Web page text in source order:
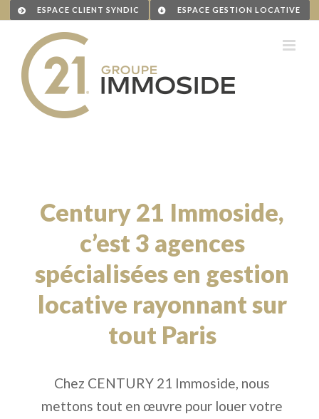
Passer
contenu
ESPACE CLIENT SYNDIC ESPACE GESTION LOCATIVE
Century 21 Immoside,
c’est 3 agences
spécialisées en gestion
locative rayonnant sur
tout Paris
Chez CENTURY 21 Immoside, nous
mettons tout en œuvre pour louer votre